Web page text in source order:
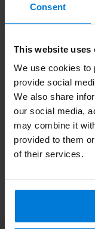
Consent
This website uses
We use cookies to
provide social
We also share
our social media,
may combine it
provided to them
of their services.
Verzenden kost
is.
Wat is de
verwachten?
Wij leveren
garantietermijn is 6
is retourneren
Webshop Keurmerk
betrouwbaar.